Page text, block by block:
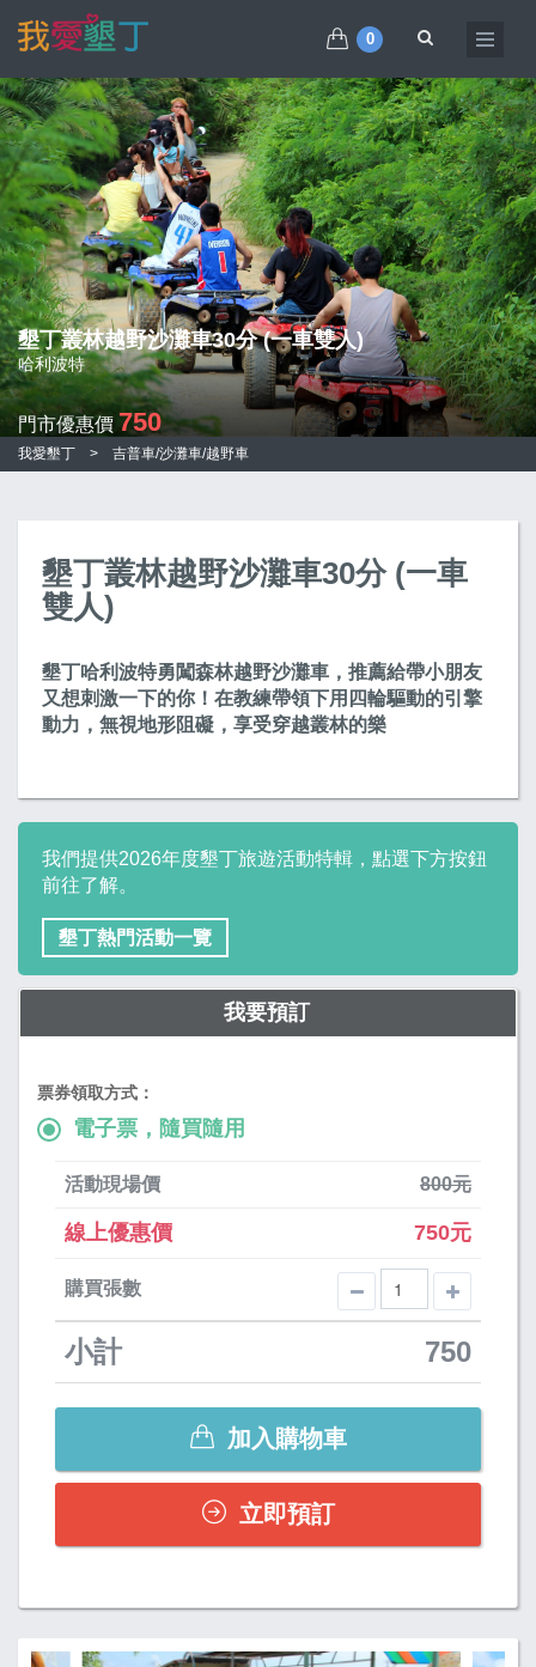
0
墾丁叢林越野沙灘車30分 (一車雙人)
哈利波特
門市優惠價 750
我愛墾丁 > 吉普車/沙灘車/越野車
墾丁叢林越野沙灘車30分 (一車
雙人)
墾丁哈利波特勇闖森林越野沙灘車，推薦給帶小朋友
又想刺激一下的你！在教練帶領下用四輪驅動的引擎
動力，無視地形阻礙，享受穿越叢林的樂
我們提供2026年度墾丁旅遊活動特輯，點選下方按鈕
前往了解。
墾丁熱門活動一覽
我要預訂
票券領取方式：
電子票，隨買隨用
活動現場價 800元
線上優惠價 750元
購買張數
小計 750
加入購物車
立即預訂